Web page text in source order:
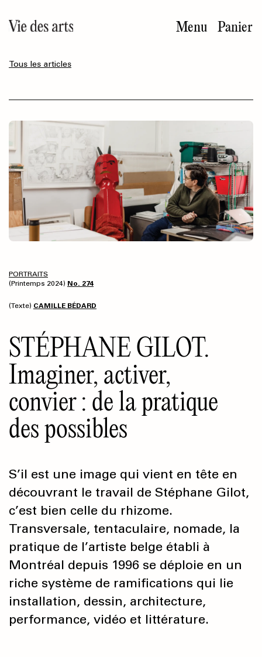
au
contenu
Menu Panier
Tous les articles
PORTRAITS
(Printemps 2024) No. 274
(Texte) CAMILLE BÉDARD
STÉPHANE GILOT.
Imaginer, activer,
convier : de la pratique
des possibles
S’il est une image qui vient en tête en
découvrant le travail de Stéphane Gilot,
c’est bien celle du rhizome.
Transversale, tentaculaire, nomade, la
pratique de l’artiste belge établi à
Montréal depuis 1996 se déploie en un
riche système de ramifications qui lie
installation, dessin, architecture,
performance, vidéo et littérature.